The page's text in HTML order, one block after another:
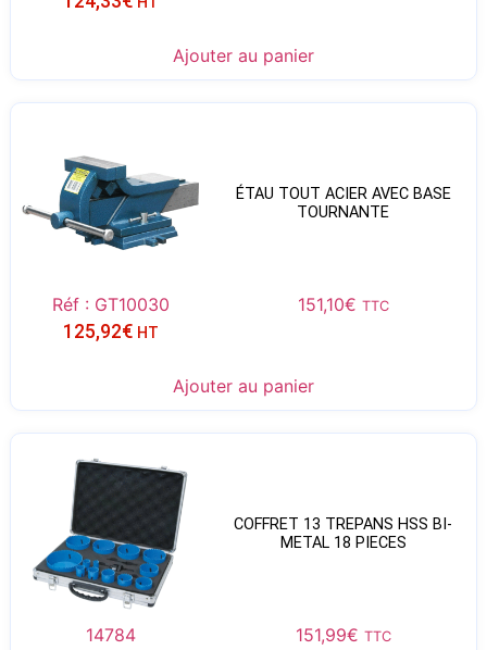
Ajouter au panier
ÉTAU TOUT ACIER AVEC BASE
TOURNANTE
Réf : GT10030 151,10€ TTC
125,92€ HT
Ajouter au panier
COFFRET 13 TREPANS HSS BI-
METAL 18 PIECES
14784 151,99€ TTC